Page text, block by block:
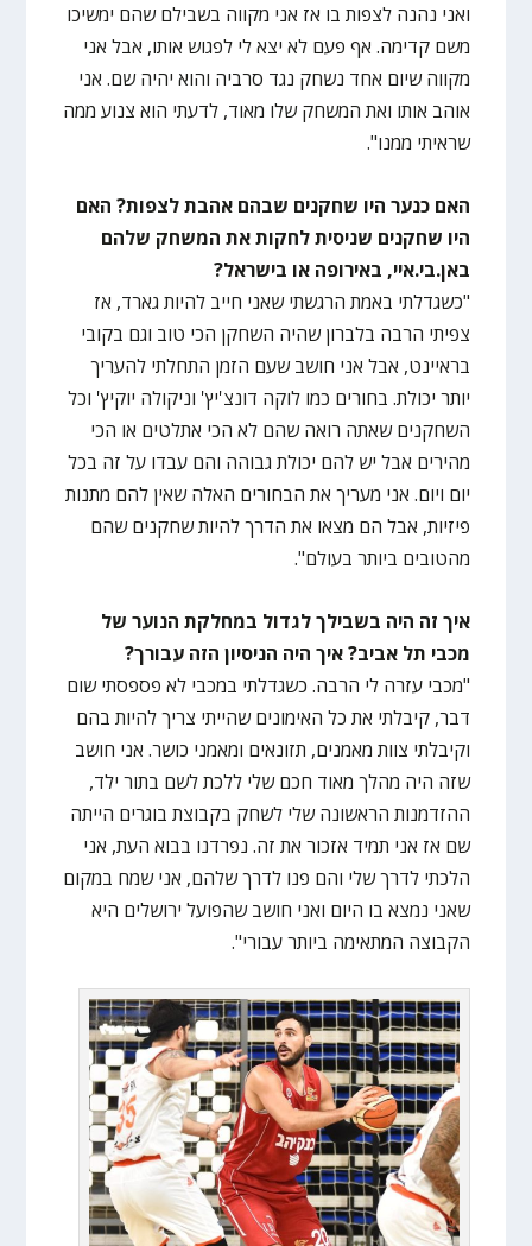
ואני נהנה לצפות בו אז אני מקווה בשבילם שהם ימשיכו
משם קדימה. אף פעם לא יצא לי לפגוש אותו, אבל אני
מקווה שיום אחד נשחק נגד סרביה והוא יהיה שם. אני
אוהב אותו ואת המשחק שלו מאוד, לדעתי הוא צנוע ממה
שראיתי ממנו".
האם כנער היו שחקנים שבהם אהבת לצפות? האם
היו שחקנים שניסית לחקות את המשחק שלהם
באן.בי.איי, באירופה או בישראל?
"כשגדלתי באמת הרגשתי שאני חייב להיות גארד, אז
צפיתי הרבה בלברון שהיה השחקן הכי טוב וגם בקובי
בראיינט, אבל אני חושב שעם הזמן התחלתי להעריך
יותר יכולת. בחורים כמו לוקה דונצ'יץ' וניקולה יוקיץ' וכל
השחקנים שאתה רואה שהם לא הכי אתלטים או הכי
מהירים אבל יש להם יכולת גבוהה והם עבדו על זה בכל
יום ויום. אני מעריך את הבחורים האלה שאין להם מתנות
פיזיות, אבל הם מצאו את הדרך להיות שחקנים שהם
מהטובים ביותר בעולם".
איך זה היה בשבילך לגדול במחלקת הנוער של
מכבי תל אביב? איך היה הניסיון הזה עבורך?
"מכבי עזרה לי הרבה. כשגדלתי במכבי לא פספסתי שום
דבר, קיבלתי את כל האימונים שהייתי צריך להיות בהם
וקיבלתי צוות מאמנים, תזונאים ומאמני כושר. אני חושב
שזה היה מהלך מאוד חכם שלי ללכת לשם בתור ילד,
ההזדמנות הראשונה שלי לשחק בקבוצת בוגרים הייתה
שם אז אני תמיד אזכור את זה. נפרדנו בבוא העת, אני
הלכתי לדרך שלי והם פנו לדרך שלהם, אני שמח במקום
שאני נמצא בו היום ואני חושב שהפועל ירושלים היא
הקבוצה המתאימה ביותר עבורי".